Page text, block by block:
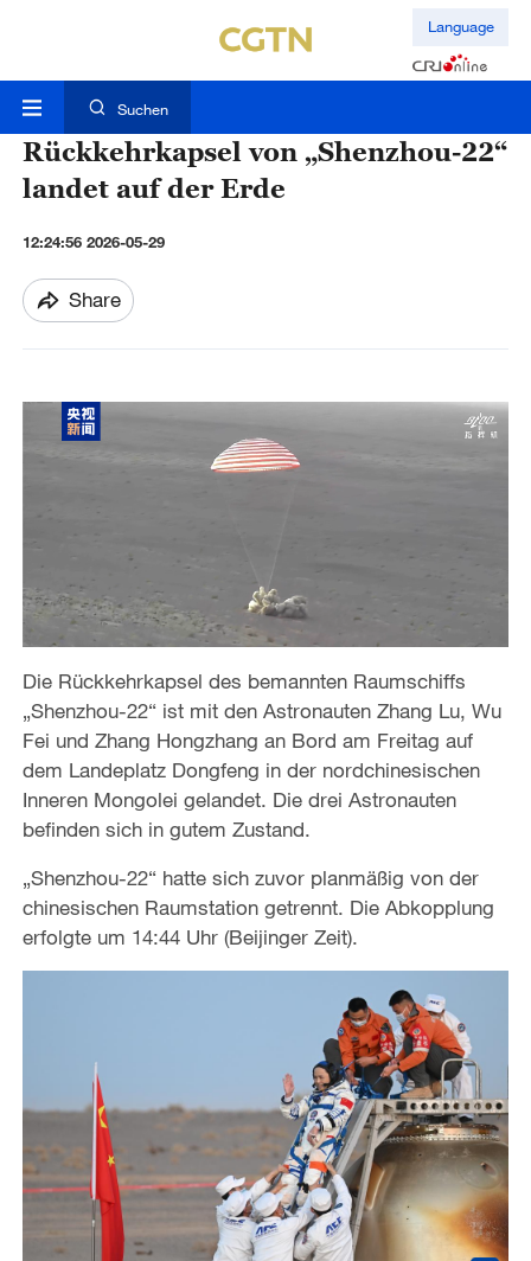
Language
Suchen
Rückkehrkapsel von „Shenzhou-22“
landet auf der Erde
12:24:56 2026-05-29
Share
Die Rückkehrkapsel des bemannten Raumschiffs
„Shenzhou-22“ ist mit den Astronauten Zhang Lu, Wu
Fei und Zhang Hongzhang an Bord am Freitag auf
dem Landeplatz Dongfeng in der nordchinesischen
Inneren Mongolei gelandet. Die drei Astronauten
befinden sich in gutem Zustand.
„Shenzhou-22“ hatte sich zuvor planmäßig von der
chinesischen Raumstation getrennt. Die Abkopplung
erfolgte um 14:44 Uhr (Beijinger Zeit).